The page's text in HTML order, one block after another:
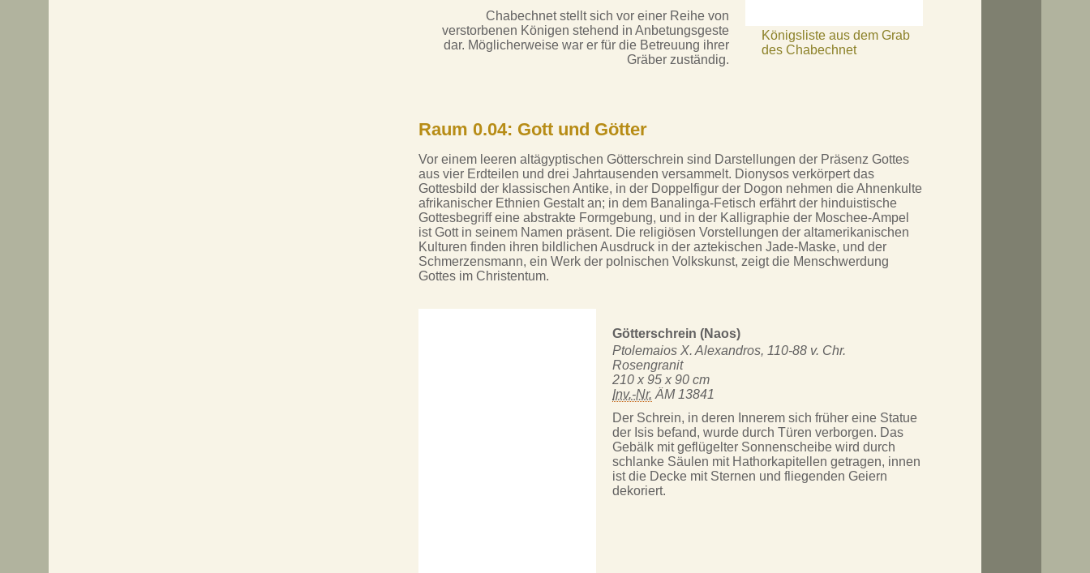
Königsliste aus dem Grab
des Chabechnet
Chabechnet stellt sich vor einer Reihe von
verstorbenen Königen stehend in Anbetungsgeste
dar. Möglicherweise war er für die Betreuung ihrer
Gräber zuständig.
Raum 0.04: Gott und Götter
Vor einem leeren altägyptischen Götterschrein sind Darstellungen der Präsenz Gottes
aus vier Erdteilen und drei Jahrtausenden versammelt. Dionysos verkörpert das
Gottesbild der klassischen Antike, in der Doppelfigur der Dogon nehmen die Ahnenkulte
afrikanischer Ethnien Gestalt an; in dem Banalinga-Fetisch erfährt der hinduistische
Gottesbegriff eine abstrakte Formgebung, und in der Kalligraphie der Moschee-Ampel
ist Gott in seinem Namen präsent. Die religiösen Vorstellungen der altamerikanischen
Kulturen finden ihren bildlichen Ausdruck in der aztekischen Jade-Maske, und der
Schmerzensmann, ein Werk der polnischen Volkskunst, zeigt die Menschwerdung
Gottes im Christentum.
Götterschrein (Naos)
Ptolemaios X. Alexandros, 110-88 v. Chr.
Rosengranit
210 x 95 x 90 cm
Inv.-Nr. ÄM 13841
Der Schrein, in deren Innerem sich früher eine Statue
der Isis befand, wurde durch Türen verborgen. Das
Gebälk mit geflügelter Sonnenscheibe wird durch
schlanke Säulen mit Hathorkapitellen getragen, innen
ist die Decke mit Sternen und fliegenden Geiern
dekoriert.